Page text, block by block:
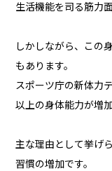
生活機能を司る筋力
しかしながら、この
もあります。
スポーツ庁の新体力
以上の身体能力が増
主な理由として挙げ
習慣の増加です。